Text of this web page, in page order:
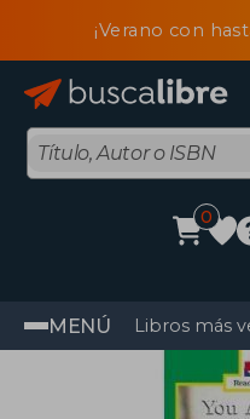
¡Verano con
0
MENÚ Libros más